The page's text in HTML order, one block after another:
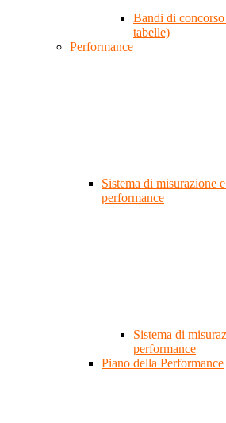
Bandi di
tabelle)
Performance
Sistema di misurazione
performance
Sistema di
performance
Piano della Performance